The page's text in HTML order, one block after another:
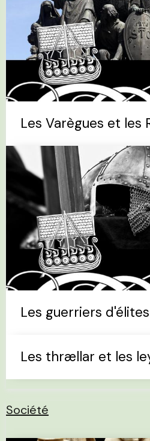
Les Varègues et les
Les guerriers d'élites
Les thrællar et les
Société